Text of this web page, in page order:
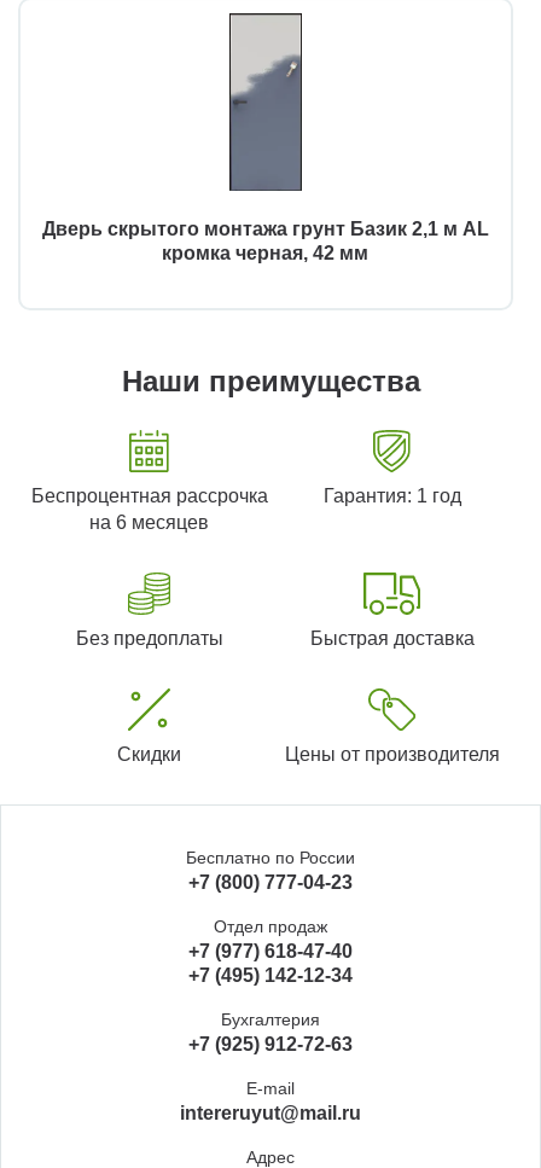
Дверь скрытого монтажа грунт Базик 2,1 м AL
кромка черная, 42 мм
Наши преимущества
Беспроцентная рассрочка
на 6 месяцев
Гарантия: 1 год
Без предоплаты Быстрая доставка
Скидки Цены от производителя
Бесплатно по России
+7 (800) 777-04-23
Отдел продаж
+7 (977) 618-47-40
+7 (495) 142-12-34
Бухгалтерия
+7 (925) 912-72-63
E-mail
intereruyut@mail.ru
Адрес